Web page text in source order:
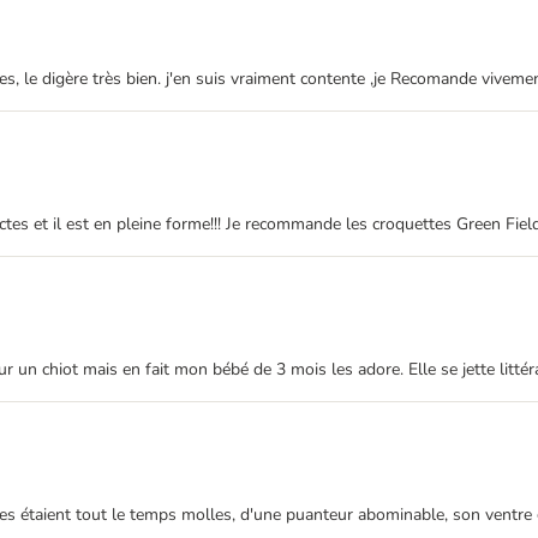
le digère très bien. j'en suis vraiment contente ,je Recomande
et il est en pleine forme!!! Je recommande les croquettes Green
un chiot mais en fait mon bébé de 3 mois les adore. Elle se jette
étaient tout le temps molles, d'une puanteur abominable, son